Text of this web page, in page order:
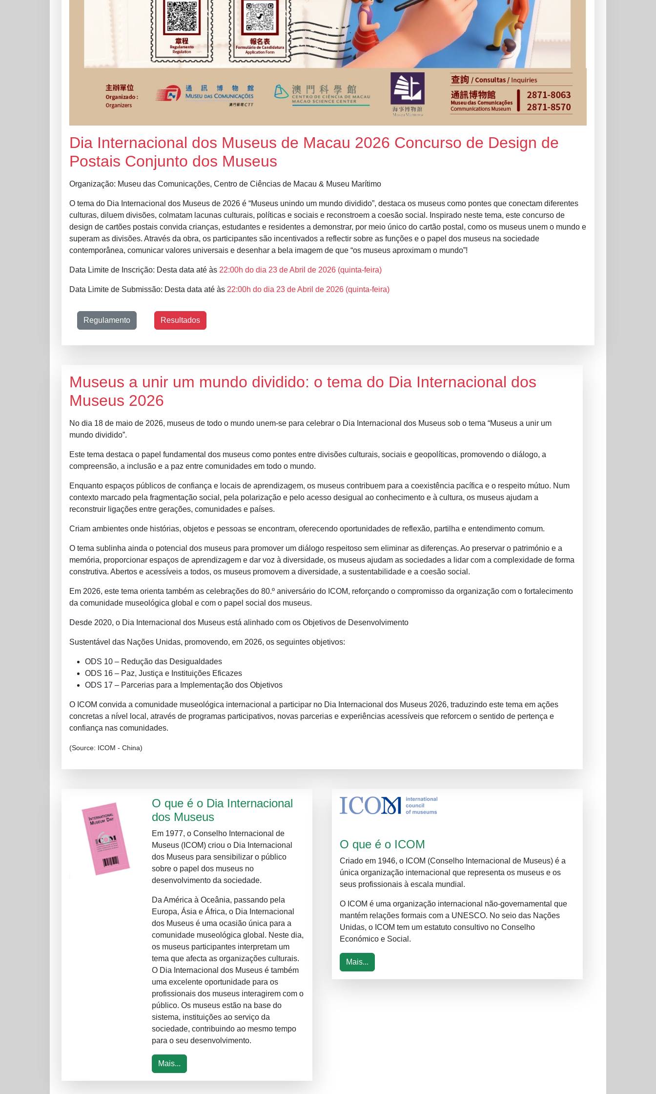
Dia Internacional dos Museus de Macau 2026 Concurso de Design de
Postais Conjunto dos Museus
Organização: Museu das Comunicações, Centro de Ciências de Macau & Museu Marítimo
O tema do Dia Internacional dos Museus de 2026 é “Museus unindo um mundo dividido”, destaca os museus como pontes que conectam diferentes
culturas, diluem divisões, colmatam lacunas culturais, políticas e sociais e reconstroem a coesão social. Inspirado neste tema, este concurso de
design de cartões postais convida crianças, estudantes e residentes a demonstrar, por meio único do cartão postal, como os museus unem o mundo e
superam as divisões. Através da obra, os participantes são incentivados a reflectir sobre as funções e o papel dos museus na sociedade
contemporânea, comunicar valores universais e desenhar a bela imagem de que “os museus aproximam o mundo”!
Data Limite de Inscrição: Desta data até às 22:00h do dia 23 de Abril de 2026 (quinta-feira)
Data Limite de Submissão: Desta data até às 22:00h do dia 23 de Abril de 2026 (quinta-feira)
Regulamento Resultados
Museus a unir um mundo dividido: o tema do Dia Internacional dos
Museus 2026
No dia 18 de maio de 2026, museus de todo o mundo unem-se para celebrar o Dia Internacional dos Museus sob o tema “Museus a unir um
mundo dividido”.
Este tema destaca o papel fundamental dos museus como pontes entre divisões culturais, sociais e geopolíticas, promovendo o diálogo, a
compreensão, a inclusão e a paz entre comunidades em todo o mundo.
Enquanto espaços públicos de confiança e locais de aprendizagem, os museus contribuem para a coexistência pacífica e o respeito mútuo. Num
contexto marcado pela fragmentação social, pela polarização e pelo acesso desigual ao conhecimento e à cultura, os museus ajudam a
reconstruir ligações entre gerações, comunidades e países.
Criam ambientes onde histórias, objetos e pessoas se encontram, oferecendo oportunidades de reflexão, partilha e entendimento comum.
O tema sublinha ainda o potencial dos museus para promover um diálogo respeitoso sem eliminar as diferenças. Ao preservar o património e a
memória, proporcionar espaços de aprendizagem e dar voz à diversidade, os museus ajudam as sociedades a lidar com a complexidade de forma
construtiva. Abertos e acessíveis a todos, os museus promovem a diversidade, a sustentabilidade e a coesão social.
Em 2026, este tema orienta também as celebrações do 80.º aniversário do ICOM, reforçando o compromisso da organização com o fortalecimento
da comunidade museológica global e com o papel social dos museus.
Desde 2020, o Dia Internacional dos Museus está alinhado com os Objetivos de Desenvolvimento
Sustentável das Nações Unidas, promovendo, em 2026, os seguintes objetivos:
ODS 10 – Redução das Desigualdades
ODS 16 – Paz, Justiça e Instituições Eficazes
ODS 17 – Parcerias para a Implementação dos Objetivos
O ICOM convida a comunidade museológica internacional a participar no Dia Internacional dos Museus 2026, traduzindo este tema em ações
concretas a nível local, através de programas participativos, novas parcerias e experiências acessíveis que reforcem o sentido de pertença e
confiança nas comunidades.
(Source: ICOM - China)
O que é o Dia Internacional
dos Museus
Em 1977, o Conselho Internacional de
Museus (ICOM) criou o Dia Internacional
dos Museus para sensibilizar o público
sobre o papel dos museus no
desenvolvimento da sociedade.
Da América à Oceânia, passando pela
Europa, Ásia e África, o Dia Internacional
dos Museus é uma ocasião única para a
comunidade museológica global. Neste dia,
os museus participantes interpretam um
tema que afecta as organizações culturais.
O Dia Internacional dos Museus é também
uma excelente oportunidade para os
profissionais dos museus interagirem com o
público. Os museus estão na base do
sistema, instituições ao serviço da
sociedade, contribuindo ao mesmo tempo
para o seu desenvolvimento.
Mais...
O que é o ICOM
Criado em 1946, o ICOM (Conselho Internacional de Museus) é a
única organização internacional que representa os museus e os
seus profissionais à escala mundial.
O ICOM é uma organização internacional não-governamental que
mantém relações formais com a UNESCO. No seio das Nações
Unidas, o ICOM tem um estatuto consultivo no Conselho
Económico e Social.
Mais...